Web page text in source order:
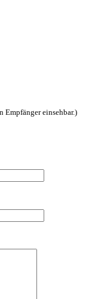
Empfänger einsehbar.)